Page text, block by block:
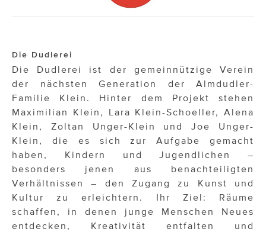
Die Dudlerei
Die Dudlerei ist der gemeinnützige Verein
der nächsten Generation der Almdudler-
Familie Klein. Hinter dem Projekt stehen
Maximilian Klein, Lara Klein-Schoeller, Alena
Klein, Zoltan Unger-Klein und Joe Unger-
Klein, die es sich zur Aufgabe gemacht
haben, Kindern und Jugendlichen –
besonders jenen aus benachteiligten
Verhältnissen – den Zugang zu Kunst und
Kultur zu erleichtern. Ihr Ziel: Räume
schaffen, in denen junge Menschen Neues
entdecken, Kreativität entfalten und